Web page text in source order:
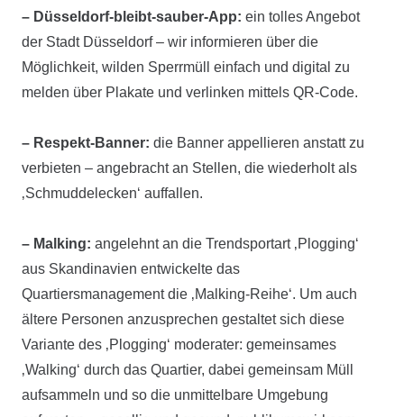
– Düsseldorf-bleibt-sauber-App: ein tolles Angebot
der Stadt Düsseldorf – wir informieren über die
Möglichkeit, wilden Sperrmüll einfach und digital zu
melden über Plakate und verlinken mittels QR-Code.
– Respekt-Banner: die Banner appellieren anstatt zu
verbieten – angebracht an Stellen, die wiederholt als
‚Schmuddelecken‘ auffallen.
– Malking: angelehnt an die Trendsportart ‚Plogging‘
aus Skandinavien entwickelte das
Quartiersmanagement die ‚Malking-Reihe‘. Um auch
ältere Personen anzusprechen gestaltet sich diese
Variante des ‚Plogging‘ moderater: gemeinsames
‚Walking‘ durch das Quartier, dabei gemeinsam Müll
aufsammeln und so die unmittelbare Umgebung